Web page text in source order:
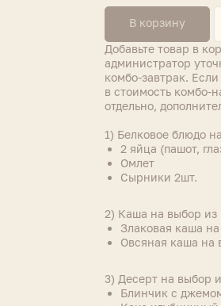
В корзину
Добавьте товар в
администратор
комбо-завтрак.
в стоимость комбо-
отдельно,
1) Белковое блюдо
2 яйца (пашот,
Омлет
Сырники 2шт.
2) Каша на выбор из
Злаковая каша
Овсяная каша на
3) Десерт на выбор
Блинчик с